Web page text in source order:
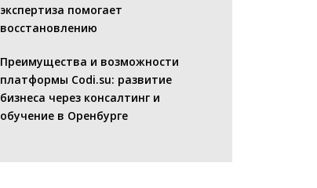
экспертиза помогает
восстановлению
Преимущества и возможности
платформы Codi.su: развитие
бизнеса через консалтинг и
обучение в Оренбурге